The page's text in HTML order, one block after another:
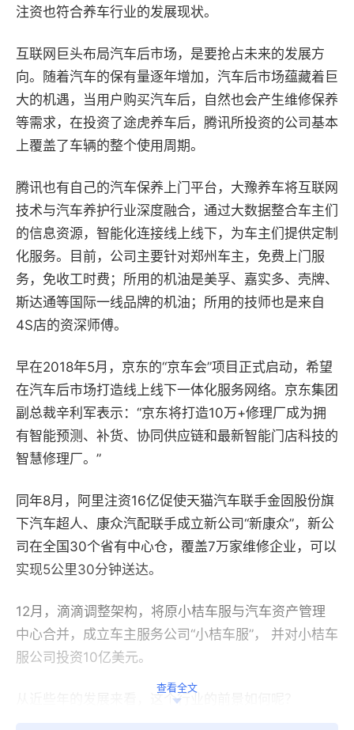
注资也符合养车行业的发展现状。
互联网巨头布局汽车后市场，是要抢占未来的发展方
向。随着汽车的保有量逐年增加，汽车后市场蕴藏着巨
大的机遇，当用户购买汽车后，自然也会产生维修保养
等需求，在投资了途虎养车后，腾讯所投资的公司基本
上覆盖了车辆的整个使用周期。
腾讯也有自己的汽车保养上门平台，大豫养车将互联网
技术与汽车养护行业深度融合，通过大数据整合车主们
的信息资源，智能化连接线上线下，为车主们提供定制
化服务。目前，公司主要针对郑州车主，免费上门服
务，免收工时费；所用的机油是美孚、嘉实多、壳牌、
斯达通等国际一线品牌的机油；所用的技师也是来自
4S店的资深师傅。
早在2018年5月，京东的“京车会”项目正式启动，希望
在汽车后市场打造线上线下一体化服务网络。京东集团
副总裁辛利军表示：“京东将打造10万+修理厂成为拥
有智能预测、补货、协同供应链和最新智能门店科技的
智慧修理厂。”
同年8月，阿里注资16亿促使天猫汽车联手金固股份旗
下汽车超人、康众汽配联手成立新公司“新康众”，新公
司在全国30个省有中心仓，覆盖7万家维修企业，可以
实现5公里30分钟送达。
12月，滴滴调整架构，将原小桔车服与汽车资产管理
中心合并，成立车主服务公司“小桔车服”， 并对小桔车
服公司投资10亿美元。
从近些年的发展来看，这个行业的前景如何呢？
查看全文